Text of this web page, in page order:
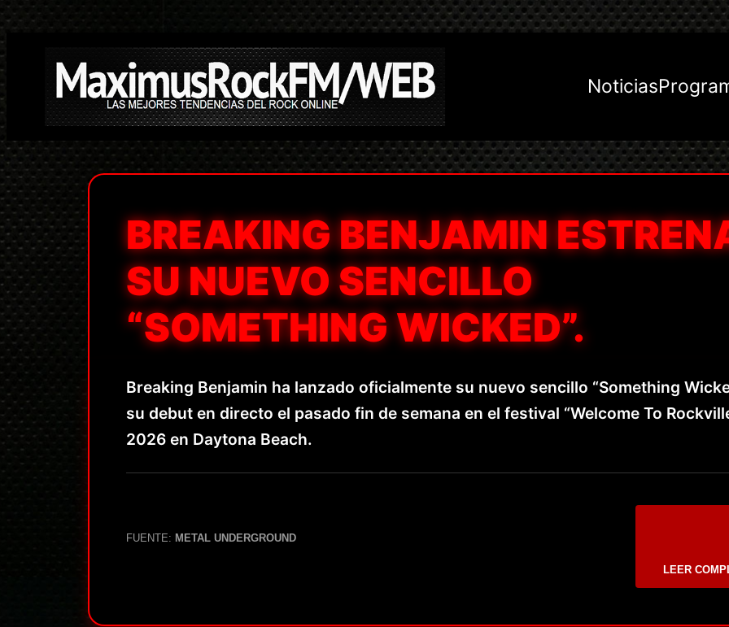
Saltar
contenido
Noticias
BREAKING BENJAMIN
SU NUEVO SENCILLO
“SOMETHING WICKED”.
Breaking Benjamin ha lanzado oficialmente su nuevo sencillo “Something
su debut en directo el pasado fin de semana en el festival “Welcome To
2026 en Daytona Beach.
FUENTE: METAL UNDERGROUND
LEER